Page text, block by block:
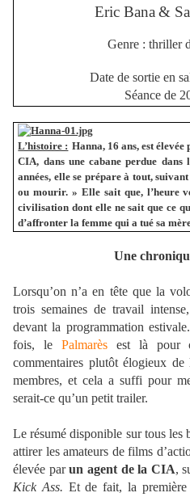
Eric Bana &
Genre : thriller
Date de sortie en
Séance de
L’histoire : Hanna, 16 ans, est
CIA, dans une cabane perdue dans
années, elle se prépare à tout,
ou mourir. » Elle sait que, l’heure
civilisation dont elle ne sait que ce
d’affronter la femme qui a tué sa
Une
Lorsqu’on n’a en tête que la
trois semaines de travail
devant la programmation
fois, le Palmarèsest là pour
commentaires plutôt élogieux
membres, et cela a suffi pour
serait-ce qu’un petit trailer.
Le résumé disponible sur tous les
attirer les amateurs de films
élevée parun agent de la CIA,
Kick Ass. Et de fait, la première